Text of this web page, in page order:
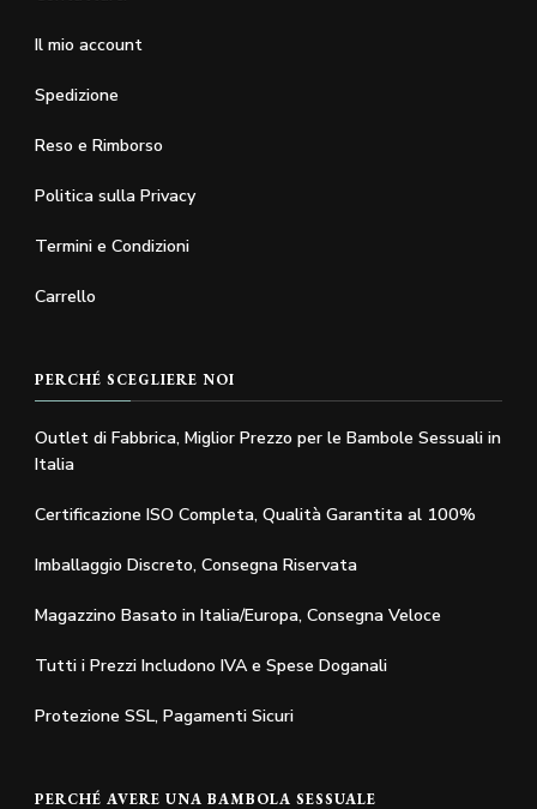
Il mio account
Spedizione
Reso e Rimborso
Politica sulla Privacy
Termini e Condizioni
Carrello
PERCHÉ SCEGLIERE NOI
Outlet di Fabbrica, Miglior Prezzo per le Bambole Sessuali in
Italia
Certificazione ISO Completa, Qualità Garantita al 100%
Imballaggio Discreto, Consegna Riservata
Magazzino Basato in Italia/Europa, Consegna Veloce
Tutti i Prezzi Includono IVA e Spese Doganali
Protezione SSL, Pagamenti Sicuri
PERCHÉ AVERE UNA BAMBOLA SESSUALE